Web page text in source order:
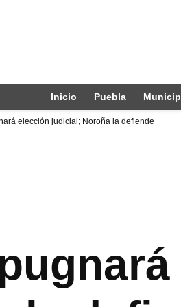
Inicio Puebla
elección judicial; Noroña la defiende